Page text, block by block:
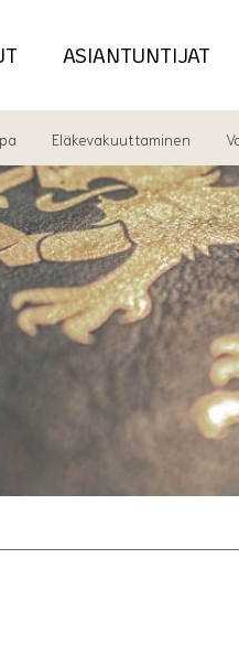
ASIANTUNTIJAT
Eläkevakuuttaminen